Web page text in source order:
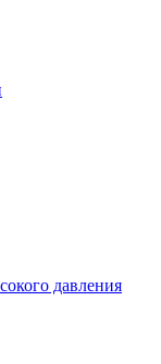
давления